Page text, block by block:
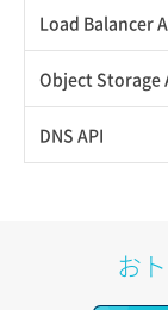
スナップショット
バックアップリス
バックアップ詳細
イメージ一覧取得
イメージ保存容量
イメージ詳細取得
SSHキーペア一覧
SSHキーペア作成
アタッチ済みポー
QoSポリシー一覧
QoSポリシー詳細
サブネット一覧取得
サブネット詳細取得
Load Balancer
プール一覧取得
プール作成
Object Storage
Web公開
DNS API
お